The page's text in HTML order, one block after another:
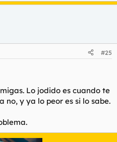
#25
Lo jodido es cuando te
y ya lo peor es si lo sabe.